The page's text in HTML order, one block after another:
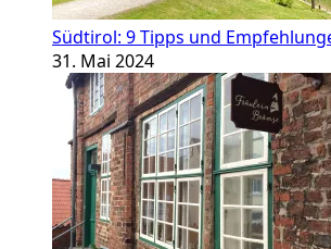
Südtirol: 9 Tipps und
31. Mai 2024